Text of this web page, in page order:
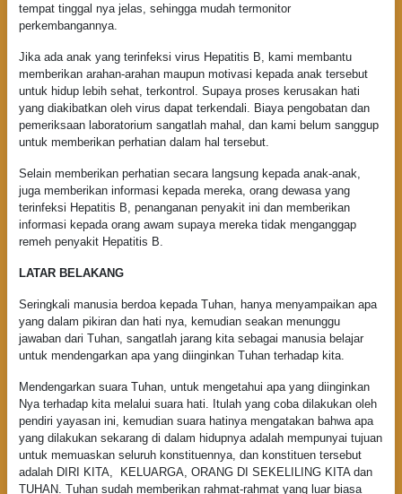
tempat tinggal nya jelas, sehingga mudah termonitor
perkembangannya.
Jika ada anak yang terinfeksi virus Hepatitis B, kami membantu
memberikan arahan-arahan maupun motivasi kepada anak tersebut
untuk hidup lebih sehat, terkontrol. Supaya proses kerusakan hati
yang diakibatkan oleh virus dapat terkendali. Biaya pengobatan dan
pemeriksaan laboratorium sangatlah mahal, dan kami belum sanggup
untuk memberikan perhatian dalam hal tersebut.
Selain memberikan perhatian secara langsung kepada anak-anak,
juga memberikan informasi kepada mereka, orang dewasa yang
terinfeksi Hepatitis B, penanganan penyakit ini dan memberikan
informasi kepada orang awam supaya mereka tidak menganggap
remeh penyakit Hepatitis B.
LATAR BELAKANG
Seringkali manusia berdoa kepada Tuhan, hanya menyampaikan apa
yang dalam pikiran dan hati nya, kemudian seakan menunggu
jawaban dari Tuhan, sangatlah jarang kita sebagai manusia belajar
untuk mendengarkan apa yang diinginkan Tuhan terhadap kita.
Mendengarkan suara Tuhan, untuk mengetahui apa yang diinginkan
Nya terhadap kita melalui suara hati. Itulah yang coba dilakukan oleh
pendiri yayasan ini, kemudian suara hatinya mengatakan bahwa apa
yang dilakukan sekarang di dalam hidupnya adalah mempunyai tujuan
untuk memuaskan seluruh konstituennya, dan konstituen tersebut
adalah DIRI KITA, KELUARGA, ORANG DI SEKELILING KITA dan
TUHAN. Tuhan sudah memberikan rahmat-rahmat yang luar biasa